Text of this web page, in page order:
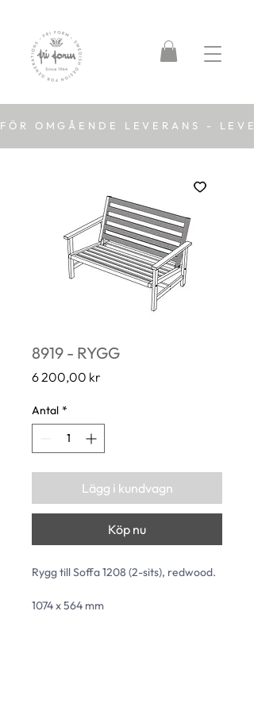
FÖR OMGÅENDE LEVERANS -
8919 - RYGG
6 200,00 kr
Antal *
Lägg i kundvagn
Köp nu
Rygg till Soffa 1208 (2-sits), redwood.
1074 x 564 mm